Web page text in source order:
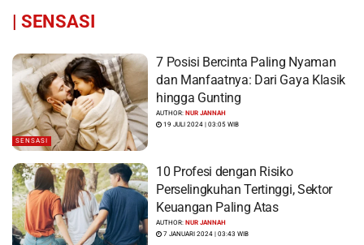
| SENSASI
SENSASI
7 Posisi Bercinta Paling Nyaman
dan Manfaatnya: Dari Gaya Klasik
hingga Gunting
AUTHOR:NUR JANNAH
19 JULI 2024 | 03:05 WIB
10 Profesi dengan Risiko
Perselingkuhan Tertinggi, Sektor
Keuangan Paling Atas
AUTHOR:NUR JANNAH
7 JANUARI 2024 | 03:43 WIB